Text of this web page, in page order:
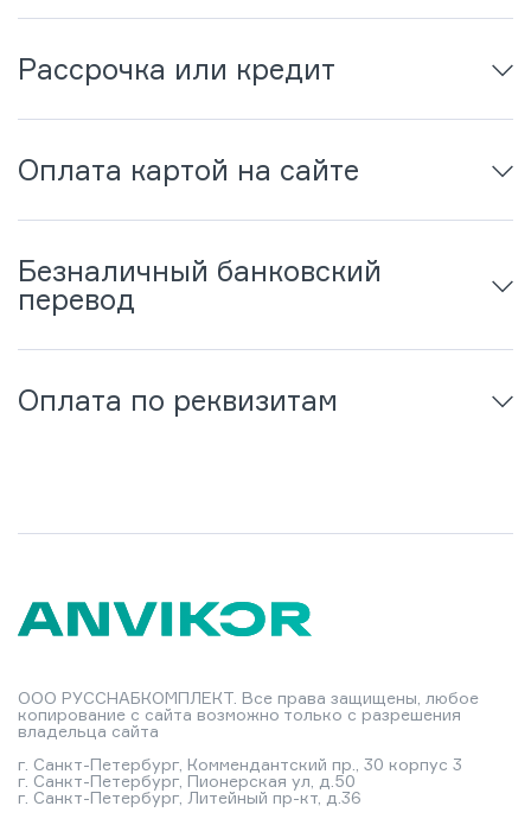
Рассрочка или кредит
Оплата картой на сайте
Безналичный банковский
перевод
Оплата по реквизитам
ООО РУССНАБКОМПЛЕКТ. Все права защищены, любое
копирование с сайта возможно только с разрешения
владельца сайта
г. Санкт-Петербург, Коммендантский пр., 30 корпус 3
г. Санкт-Петербург, Пионерская ул, д.50
г. Санкт-Петербург, Литейный пр-кт, д.36